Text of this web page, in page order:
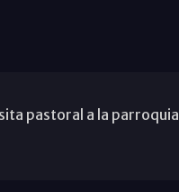
pastoral a la parroquia